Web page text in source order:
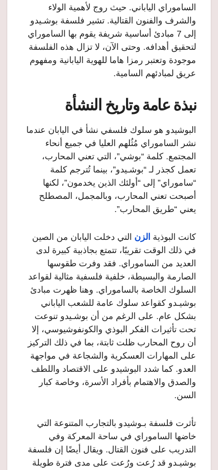
الساموراي الياباني. حيث روج لأهمية الولاء
والشرف والفنون القتالية. تشير فلسفة بوشـيدو
إلى 7 مبادئ أساسية شريفة يقوم بها الساموراي
لتحقيق أهدافه. وحتى الآن، لا تزال هذه الفلسفة
موجودة وتعتبر رمزا هاما للهوية اليابانية ومفهوم
عريق لمبادئهم السامية.
نبذة عامة وتاريخ النشأة
البوشيدو هو سلوك فلسفي نشأ في اليابان عندما
نشر الساموراي مُثُلهم العليا في جميع أنحاء
المجتمع. كلمة “بوشي”، التي تعني المحارب،
تعمل كجذر لـ “بوشـيدو”، بينما تُترجم كلمة
“ساموراي” إلى “أولئك الذين يخدمون”، لكنها
أصبحت تعني المحارب، وبالمجمل، المصطلح
يعني “طريق المحارب”.
كانت البوذية الزن التي دخلت اليابان من الصين
في ذلك الوقت تقريبًا، تتمتع بجاذبية كبيرة لدى
العديد من الساموراي. فقد وفرت طقوسها
الصارمة والبسيطة، خلفية فلسفية مثالية لقواعد
السلوك الخاصة بالساموراي. وهنا ظهرت مبادئ
بوشيـدو كقواعد سلوك عامة للشعب الياباني
بشكل عام. على الرغم من أن بوشـيدو تنوعت
تحت تأثيرات الفكر البوذي والكونفوشيوسي، إلا
أن روح المحارب ظلت ثابتة، بما في ذلك التركيز
على المهارات العسكرية والشجاعة في مواجهة
العدو. كما شدد البوشيدو على الاقتصاد واللطف
والصدق والاهتمام بأفراد الأسرة، وخاصة كبار
السن.
تأثرت فلسفة بـوشيدو بالتجارب المتنوعة التي
خاضها الساموراي في ساحة المعركة وفي
التدريب على فنون القتال. ويقال أيضًا إن فلسفة
بوشيـدو قد رُعت ورُعت على مدى فترة طويلة